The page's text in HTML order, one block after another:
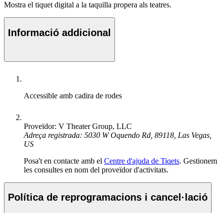
Mostra el tiquet digital a la taquilla propera als teatres.
Informació addicional
Accessible amb cadira de rodes
Proveïdor: V Theater Group, LLC
Adreça registrada: 5030 W Oquendo Rd, 89118, Las Vegas,
US
Posa't en contacte amb el Centre d'ajuda de Tiqets. Gestionem
les consultes en nom del proveïdor d'activitats.
Política de reprogramacions i cancel·lació